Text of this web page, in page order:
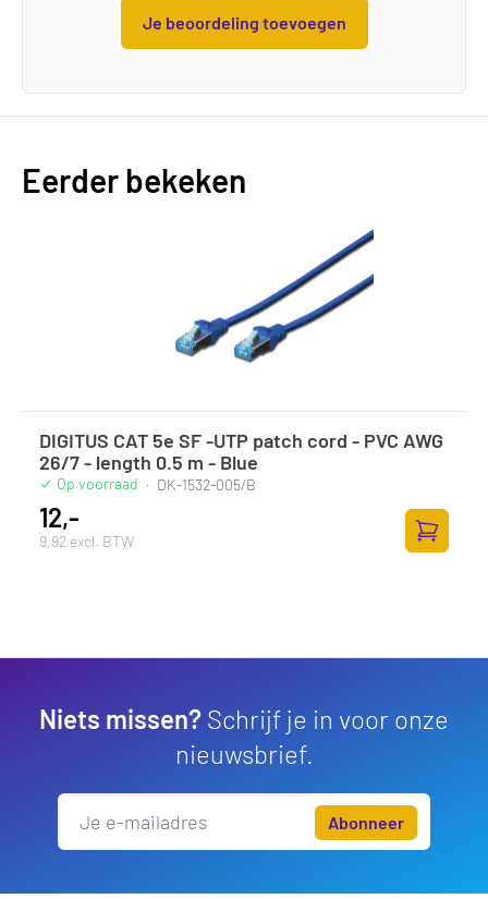
Je beoordeling toevoegen
Eerder bekeken
DIGITUS CAT 5e SF -UTP patch cord - PVC AWG
26/7 - length 0.5 m - Blue
Op voorraad · DK-1532-005/B
12,-
9,92 excl. BTW
Niets missen? Schrijf je in voor onze
nieuwsbrief.
Abonneer